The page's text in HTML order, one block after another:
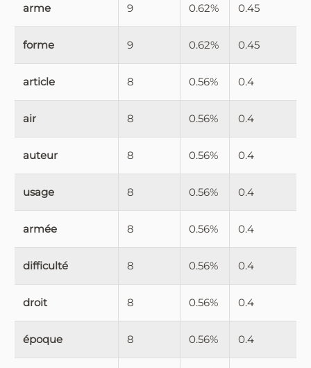
arme 9 0.62% 0.45
forme 9 0.62% 0.45
article 8 0.56% 0.4
air 8 0.56% 0.4
auteur 8 0.56% 0.4
usage 8 0.56% 0.4
armée 8 0.56% 0.4
difficulté 8 0.56% 0.4
droit 8 0.56% 0.4
époque 8 0.56% 0.4